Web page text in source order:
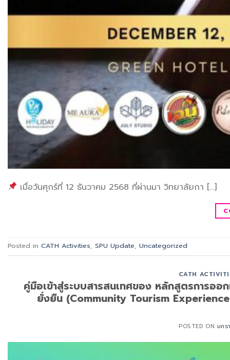
เมื่อวันศุกร์ที่ 12 ธันวาคม 2568 ที่ผ่านมา วิทยาลัยกา […]
Posted in CATH Activities, SPU Update, Uncategorized
CATH
คู่มือเข้าสู่ระบบสารสนเทศของ หลักสูตรการอ
ยั่งยืน (Community Tourism
POSTED ON มก